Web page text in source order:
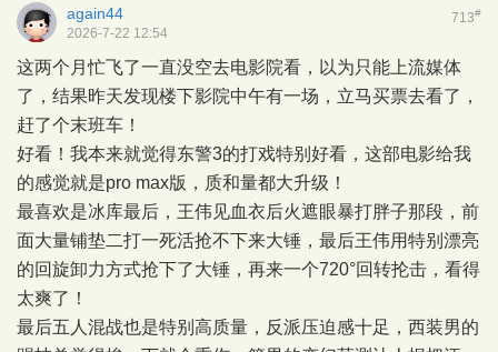
713#
again44
2026-7-22 12:54
这两个月忙飞了一直没空去电影院看，以为只能上流媒体
了，结果昨天发现楼下影院中午有一场，立马买票去看了，
赶了个末班车！
好看！我本来就觉得东警3的打戏特别好看，这部电影给我
的感觉就是pro max版，质和量都大升级！
最喜欢是冰库最后，王伟见血衣后火遮眼暴打胖子那段，前
面大量铺垫二打一死活抢不下来大锤，最后王伟用特别漂亮
的回旋卸力方式抢下了大锤，再来一个720°回转抡击，看得
太爽了！
最后五人混战也是特别高质量，反派压迫感十足，西装男的